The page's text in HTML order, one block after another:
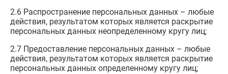
2.6 Распространение персональных данных – любые
действия, результатом которых является раскрытие
персональных данных неопределенному кругу лиц;
2.7 Предоставление персональных данных – любые
действия, результатом которых является раскрытие
персональных данных определенному кругу лиц;